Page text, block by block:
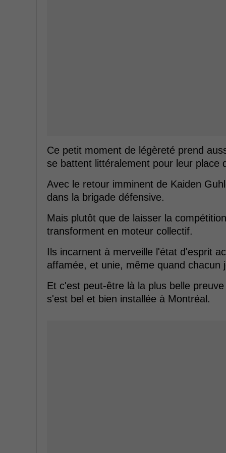
Ce petit moment de légèreté prend
se battent littéralement pour leur place
Avec le retour imminent de Kaiden
dans la brigade défensive.
Mais plutôt que de laisser la
transforment en moteur collectif.
Ils incarnent à merveille l'état d'esprit
affamée, et unie, même quand chacun
Et c'est peut-être là la plus belle
s'est bel et bien installée à Montréal.